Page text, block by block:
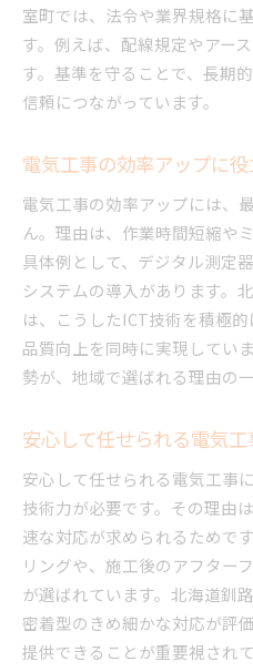
室町では、法令や業界規格に
す。例えば、配線規定やアー
す。基準を守ることで、長期
信頼につながっています。
電気工事の効率アップに
電気工事の効率アップには、
ん。理由は、作業時間短縮や
具体例として、デジタル測定
システムの導入があります。
は、こうしたICT技術を積極
品質向上を同時に実現してい
勢が、地域で選ばれる理由の一
安心して任せられる電気
安心して任せられる電気工事
技術力が必要です。その理由
速な対応が求められるためで
リングや、施工後のアフター
が選ばれています。北海道釧
密着型のきめ細かな対応が評
提供できることが重要視されて